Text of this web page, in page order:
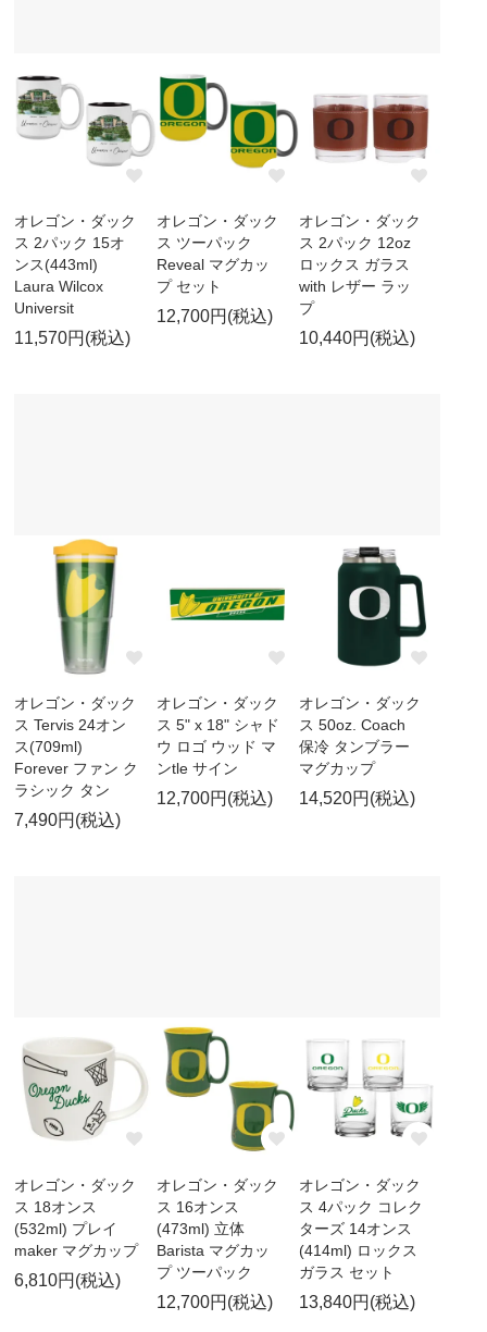
オレゴン・ダック
ス 2パック 15オ
ンス(443ml)
Laura Wilcox
Universit
11,570円(税込)
オレゴン・ダック
ス ツーパック
Reveal マグカッ
プ セット
12,700円(税込)
オレゴン・ダック
ス 2パック 12oz
ロックス ガラス
with レザー ラッ
プ
10,440円(税込)
オレゴン・ダック
ス Tervis 24オン
ス(709ml)
Forever ファン ク
ラシック タン
7,490円(税込)
オレゴン・ダック
ス 5" x 18" シャド
ウ ロゴ ウッド マ
ンtle サイン
12,700円(税込)
オレゴン・ダック
ス 50oz. Coach
保冷 タンブラー
マグカップ
14,520円(税込)
オレゴン・ダック
ス 18オンス
(532ml) プレイ
maker マグカップ
6,810円(税込)
オレゴン・ダック
ス 16オンス
(473ml) 立体
Barista マグカッ
プ ツーパック
12,700円(税込)
オレゴン・ダック
ス 4パック コレク
ターズ 14オンス
(414ml) ロックス
ガラス セット
13,840円(税込)